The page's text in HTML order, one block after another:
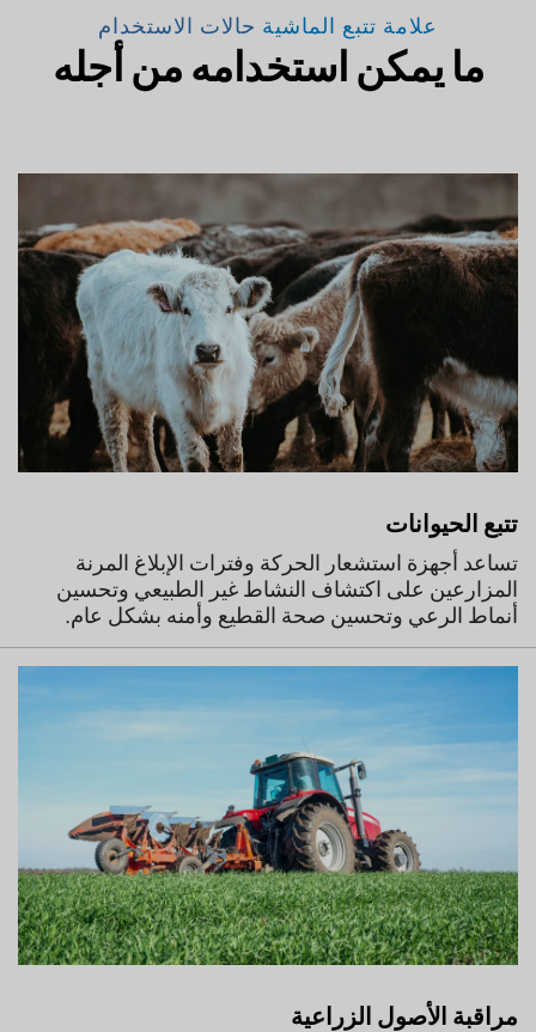
علامة تتبع الماشية حالات الاستخدام
ما يمكن استخدامه من أجله
تتبع الحيوانات
تساعد أجهزة استشعار الحركة وفترات الإبلاغ المرنة
المزارعين على اكتشاف النشاط غير الطبيعي وتحسين
أنماط الرعي وتحسين صحة القطيع وأمنه بشكل عام.
مراقبة الأصول الزراعية